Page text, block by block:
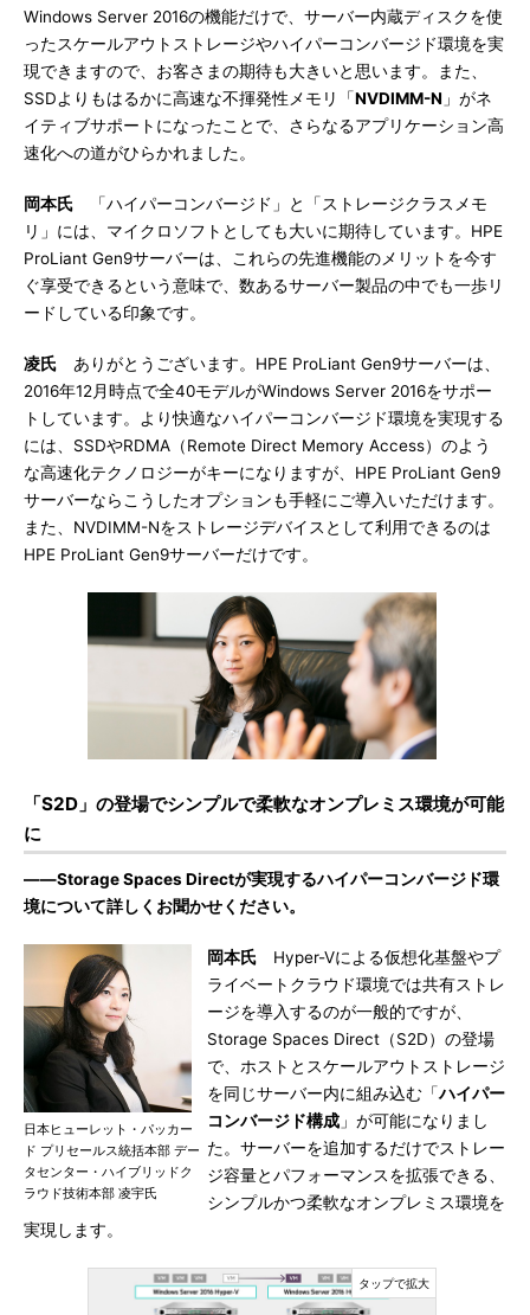
Windows Server 2016の機能だけで、サーバー内蔵ディスクを使
ったスケールアウトストレージやハイパーコンバージド環境を実
現できますので、お客さまの期待も大きいと思います。また、
SSDよりもはるかに高速な不揮発性メモリ「NVDIMM-N 」がネ
イティブサポートになったことで、さらなるアプリケーション高
速化への道がひらかれました。
岡本氏 「ハイパーコンバージド」と「ストレージクラスメモ
リ」には、マイクロソフトとしても大いに期待しています。HPE
ProLiant Gen9サーバーは、これらの先進機能のメリットを今す
ぐ享受できるという意味で、数あるサーバー製品の中でも一歩リ
ードしている印象です。
凌氏 ありがとうございます。HPE ProLiant Gen9サーバーは、
2016年12月時点で全40モデルがWindows Server 2016をサポー
トしています。より快適なハイパーコンバージド環境を実現する
には、SSDやRDMA（Remote Direct Memory Access）のよう
な高速化テクノロジーがキーになりますが、HPE ProLiant Gen9
サーバーならこうしたオプションも手軽にご導入いただけます。
また、NVDIMM-Nをストレージデバイスとして利用できるのは
HPE ProLiant Gen9サーバーだけです。
「S2D」の登場でシンプルで柔軟なオンプレミス環境が可能
に
――Storage Spaces Directが実現するハイパーコンバージド環
境について詳しくお聞かせください。
日本ヒューレット・パッカー
ド プリセールス統括本部 デー
タセンター・ハイブリッドク
ラウド技術本部 凌宇氏
岡本氏 Hyper-Vによる仮想化基盤やプ
ライベートクラウド環境では共有ストレ
ージを導入するのが一般的ですが、
Storage Spaces Direct（S2D）の登場
で、ホストとスケールアウトストレージ
を同じサーバー内に組み込む「ハイパー
コンバージド構成 」が可能になりまし
た。サーバーを追加するだけでストレー
ジ容量とパフォーマンスを拡張できる、
シンプルかつ柔軟なオンプレミス環境を
実現します。